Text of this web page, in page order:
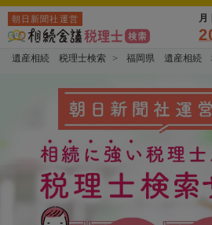
朝日新聞社運営
遺産相続 税理士検索 福岡県 遺産相続